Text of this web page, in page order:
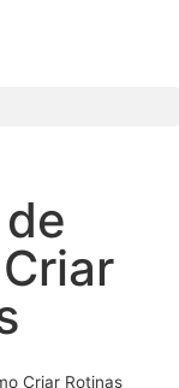
Criar Rotinas